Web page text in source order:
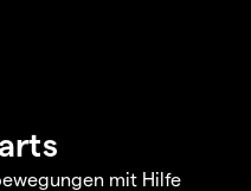
mit Hilfe